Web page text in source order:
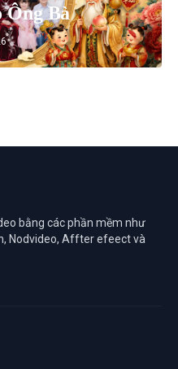
Ông Bà
bằng các phần mềm như
Nodvideo, Affter efeect và